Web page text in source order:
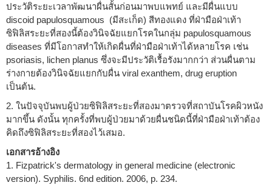
ประวัติระยะเวลาพัฒนาผื่นสั้นก่อนมาพบแพทย์ และมีผื่นแบบ
discoid papulosquamous (มีสะเก็ด) สีทองแดง ที่ฝ่ามือฝ่าเท้า
ซิฟิลิสระยะที่สองนี้ต้องวินิจฉัยแยกโรคในกลุ่ม papulosquamous
diseases ที่มีโอกาสทำให้เกิดผื่นที่ฝ่ามือฝ่าเท้าได้หลายโรค เช่น
psoriasis, lichen planus ซึ่งจะมีประวัติเรื้อรังมากกว่า ส่วนผื่นตาม
ร่างกายต้องวินิจฉัยแยกกับผื่น viral exanthem, drug eruption
เป็นต้น.
2. ในปัจจุบันพบผู้ป่วยซิฟิลิสระยะที่สองมาตรวจที่สถาบันโรคผิวหนัง
มากขึ้น ดังนั้น ทุกครั้งที่พบผู้ป่วยมาด้วยผื่นชนิดนี้ที่ฝ่ามือฝ่าเท้าต้อง
คิดถึงซิฟิลิสระยะที่สองไว้เสมอ.
เอกสารอ้างอิง
1. Fizpatrick's dermatology in general medicine (electronic
version). Syphilis. 6nd edition. 2006, p. 234.